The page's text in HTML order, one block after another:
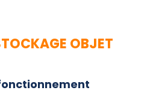
OBJET